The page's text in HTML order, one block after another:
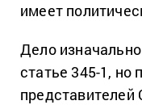
имеет
Дело
статье 345-1, но